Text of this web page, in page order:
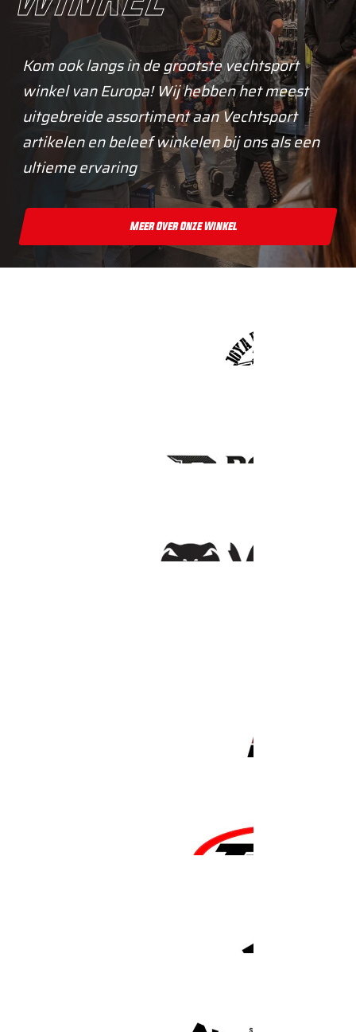
Kom ook langs in de grootste vechtsport
winkel van Europa! Wij hebben het meest
uitgebreide assortiment aan Vechtsport
artikelen en beleef winkelen bij ons als een
ultieme ervaring
Meer Over Onze Winkel